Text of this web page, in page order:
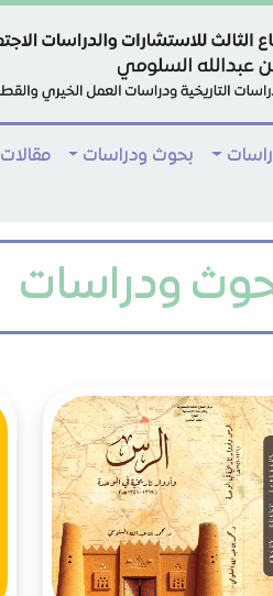
بحوث ودراسات مقالات
ودراسات